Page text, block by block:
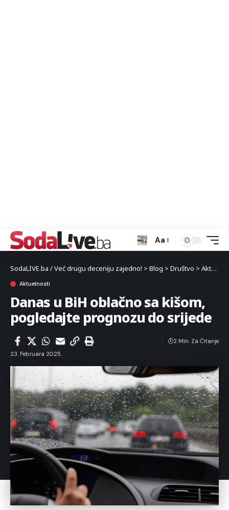
Aa
SodaLIVE.ba / Već drugu deceniju zajedno! > Blog > Društvo > Aktuelnosti
Aktuelnosti
Danas u BiH oblačno sa kišom,
pogledajte prognozu do srijede
23. Februara 2025.
2 Min. Za Čitanje